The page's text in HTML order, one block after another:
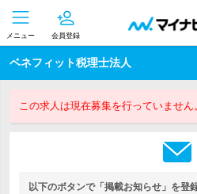
メニュー 会員登録
ベネフィット税理士法人
この求人は現在募集を行っていません
以下のボタンで「掲載お知らせ」を登